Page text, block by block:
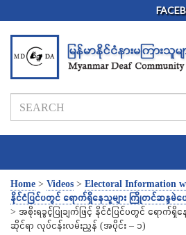
Home > Videos > Electoral Information
နိုင်ငံပြင်ပတွင် ရောက်ရှိနေသူများ ကြိုတင်ဆန္ဒမဲပ
> အစိုးရခွင့်ပြုချက်ဖြင့် နိုင်ငံပြင်ပတွင် ရောက်ရှိန
ဆိုင်ရာ လုပ်ငန်းလမ်းညွှန် (အပိုင်း – ၁)